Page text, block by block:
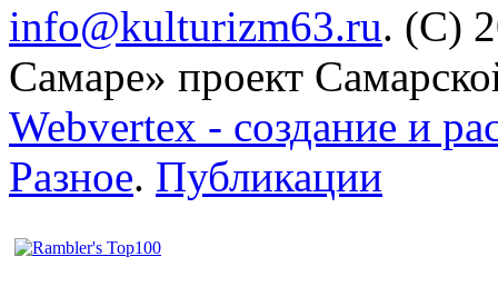
info@kulturizm63.ru. (C)
Самаре» проект
Webvertex - создание и
Разное. Публикации